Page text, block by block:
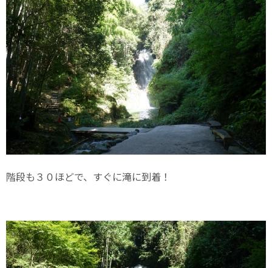
階段も３０ほどで、すぐに滝に到着！